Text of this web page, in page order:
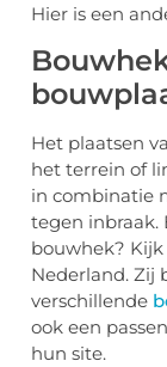
Hier is een
Het plaatsen
het terrein of
in combinatie
tegen inbraak.
bouwhek?
Nederland. Zij
verschillende
ook een
hun site.